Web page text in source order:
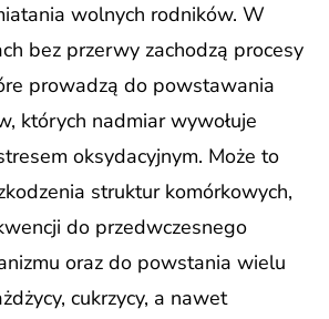
wolnych rodników. W
bez przerwy zachodzą procesy
prowadzą do powstawania
których nadmiar wywołuje
oksydacyjnym. Może to
struktur komórkowych,
do przedwczesnego
oraz do powstania wielu
cukrzycy, a nawet